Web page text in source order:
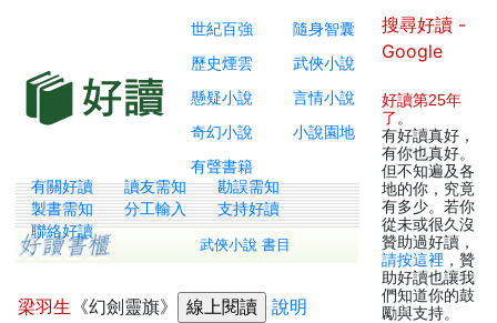
世紀百強
隨身智囊
歷史煙雲
武俠小說
懸疑小說
言情小說
奇幻小說
小說園地
有聲書籍
有關好讀 讀友需知
勘誤需知
製書需知
分工輸入
支持好讀
聯絡好讀
武俠小說 書目
梁羽生 《幻劍靈旗》 說明
搜尋好讀 -
Google
好讀第25年
了 。
有好讀真好，
有你也真好。
但不知遍及各
地的你，究竟
有多少。若你
從未或很久沒
贊助過好讀，
請按這裡 ，贊
助好讀也讓我
們知道你的鼓
勵與支持。